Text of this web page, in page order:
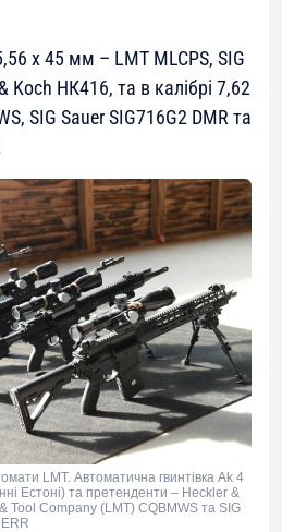
х 45 мм – LMT MLCPS, SIG
Koch НК416, та в калібрі 7,62
SIG Sauer SIG716G2 DMR та
LMT. Автоматична гвинтівка Ak 4
Естоні) та претенденти – Heckler &
Tool Company (LMT) CQBMWS та SIG